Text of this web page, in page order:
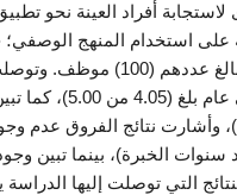
أفراد العينة نحو
استخدام المنهج الوصفي؛
مجتمع الدراسة من موظفي شركة هني
للمياه الصحية (موافقون)
(موافقون) على السلوك التنظيمي بمتوسط حسابي عام بلغ
الخبرة)، بينما تبين
التي توصلت إليها